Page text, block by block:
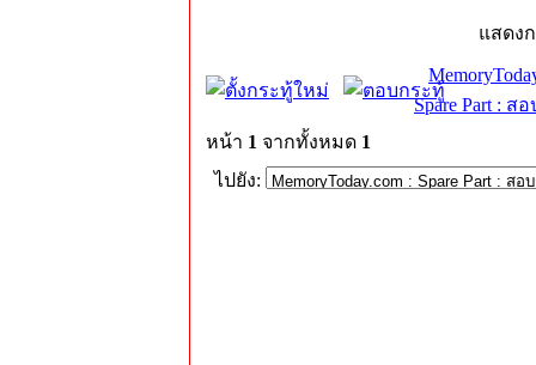
แสดง
Spare Part : ส
หน้า 1 จากทั้งหมด 1
ไปยัง: